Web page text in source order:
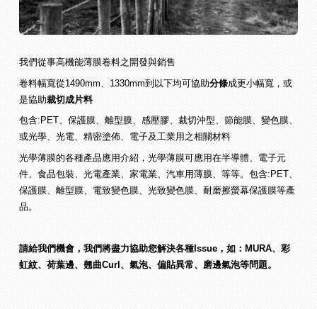
我們從事高機能薄膜卷料之開發與銷售
卷料幅寬從1490mm、1330mm到以下均可協助分條成更小幅寬，或
是協助裁切成片料
包含:PET、保護膜、離型膜、感壓膠、裁切沖型、節能膜、變色膜、
或光學、光電、精密塗佈、電子及工業用之相關材料
光學薄膜的各種產品應用介紹，光學薄膜可應用在半導體、電子元
件、食品包裝、光電產業、家電業、汽車用薄膜、等等。包含:PET、
保護膜、離型膜、電致變色膜、光致變色膜、耐磨擦螢幕保護膜等產
品。
請給我們機會，我們將盡力協助您解決各種Issue，如：MURA、彩
虹紋、荷葉邊、翹曲Curl、氣泡、偏貼異常、磨邊氣泡等問題。